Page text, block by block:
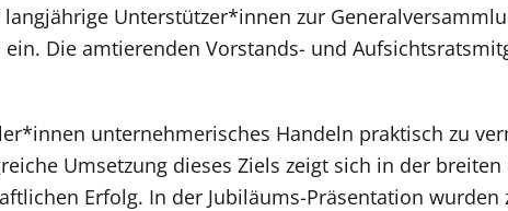
Unterstützer*innen zur
Die amtierenden Vorstands- und
unternehmerisches Handeln praktisch zu
Umsetzung dieses Ziels zeigt sich in der
Erfolg. In der Jubiläums-Präsentation wurden